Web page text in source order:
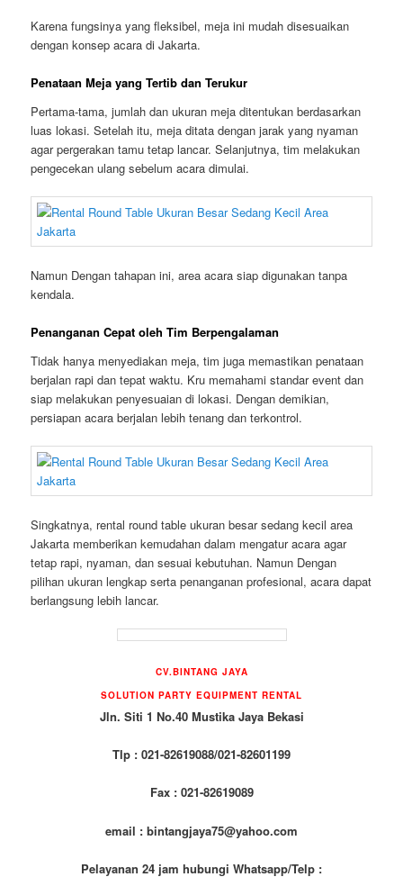
Karena fungsinya yang fleksibel, meja ini mudah disesuaikan
dengan konsep acara di Jakarta.
Penataan Meja yang Tertib dan Terukur
Pertama-tama, jumlah dan ukuran meja ditentukan berdasarkan
luas lokasi. Setelah itu, meja ditata dengan jarak yang nyaman
agar pergerakan tamu tetap lancar. Selanjutnya, tim melakukan
pengecekan ulang sebelum acara dimulai.
Namun Dengan tahapan ini, area acara siap digunakan tanpa
kendala.
Penanganan Cepat oleh Tim Berpengalaman
Tidak hanya menyediakan meja, tim juga memastikan penataan
berjalan rapi dan tepat waktu. Kru memahami standar event dan
siap melakukan penyesuaian di lokasi. Dengan demikian,
persiapan acara berjalan lebih tenang dan terkontrol.
Singkatnya, rental round table ukuran besar sedang kecil area
Jakarta memberikan kemudahan dalam mengatur acara agar
tetap rapi, nyaman, dan sesuai kebutuhan. Namun Dengan
pilihan ukuran lengkap serta penanganan profesional, acara dapat
berlangsung lebih lancar.
CV.BINTANG JAYA
SOLUTION PARTY EQUIPMENT RENTAL
Jln. Siti 1 No.40 Mustika Jaya Bekasi
Tlp : 021-82619088/021-82601199
Fax : 021-82619089
email : bintangjaya75@yahoo.com
Pelayanan 24 jam hubungi Whatsapp/Telp :